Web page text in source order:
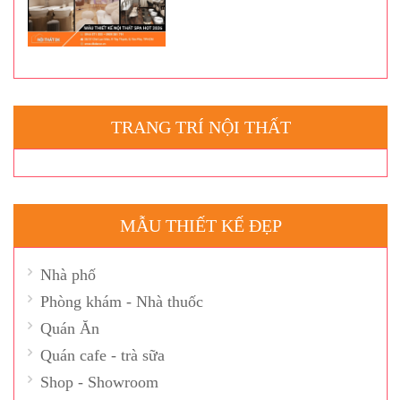
TRANG TRÍ NỘI THẤT
MẪU THIẾT KẾ ĐẸP
Nhà phố
Phòng khám - Nhà thuốc
Quán Ăn
Quán cafe - trà sữa
Shop - Showroom